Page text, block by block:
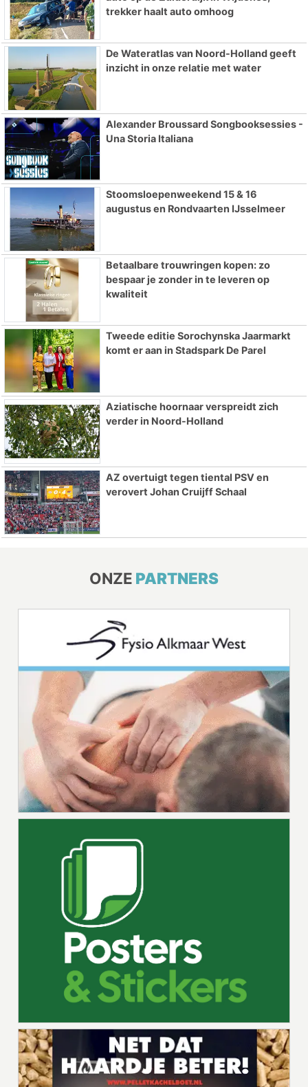
trekker haalt auto omhoog
De Wateratlas van Noord-Holland geeft
inzicht in onze relatie met water
Alexander Broussard Songbooksessies -
Una Storia Italiana
Stoomsloepenweekend 15 & 16
augustus en Rondvaarten IJsselmeer
Betaalbare trouwringen kopen: zo
bespaar je zonder in te leveren op
kwaliteit
Tweede editie Sorochynska Jaarmarkt
komt er aan in Stadspark De Parel
Aziatische hoornaar verspreidt zich
verder in Noord-Holland
AZ overtuigt tegen tiental PSV en
verovert Johan Cruijff Schaal
ONZE PARTNERS